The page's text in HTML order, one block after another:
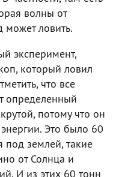
волны от
может ловить.
эксперимент,
который ловил
что все
определенный
потому что он
Это было 60
под землей, такие
от Солнца и
И из этих 60 тонн